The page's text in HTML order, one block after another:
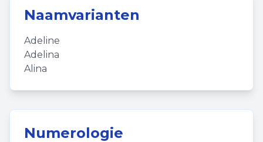
Naamvarianten
Adeline
Adelina
Alina
Numerologie